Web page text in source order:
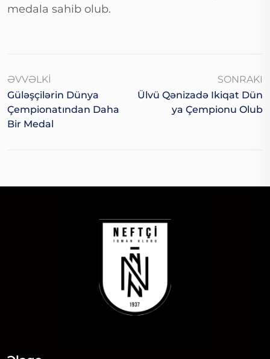
medala sahib olub.
ƏVVƏLKI
Güləşçilərin Dünya
Çempionatından Daha
Bir Medal
SONRAKI
Ülvü Qənizadə Ikiqat Dün
Ya Çempionu Olub